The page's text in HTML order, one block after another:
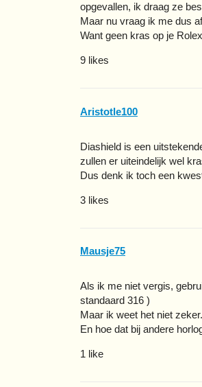
opgevallen, ik draag ze
Maar nu vraag ik me dus
Want geen kras op je
9 likes
Aristotle100
Diashield is een
zullen er uiteindelijk wel
Dus denk ik toch een
3 likes
Mausje75
Als ik me niet vergis,
standaard 316 )
Maar ik weet het niet zeker.
En hoe dat bij andere
1 like